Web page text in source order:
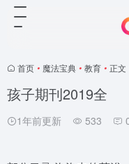
首页 • 魔法宝典 • 教育 • 正文
孩子期刊2019全
1年前更新 533